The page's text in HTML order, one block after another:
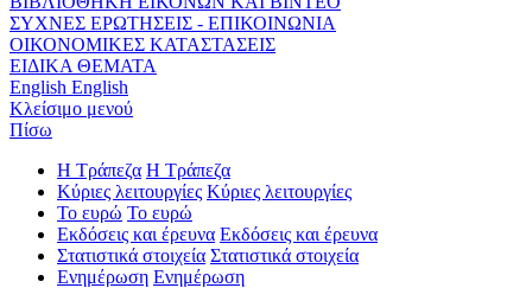
ΣΥΧΝΕΣ ΕΡΩΤΗΣΕΙΣ - ΕΠΙΚΟΙΝΩΝΙΑ
ΟΙΚΟΝΟΜΙΚΕΣ ΚΑΤΑΣΤΑΣΕΙΣ
ΕΙΔΙΚΑ ΘΕΜΑΤΑ
English English
Κλείσιμο μενού
Πίσω
Η Τράπεζα Η Τράπεζα
Κύριες λειτουργίες Κύριες λειτουργίες
Το ευρώ Το ευρώ
Εκδόσεις και έρευνα Εκδόσεις και έρευνα
Στατιστικά στοιχεία Στατιστικά στοιχεία
Ενημέρωση Ενημέρωση